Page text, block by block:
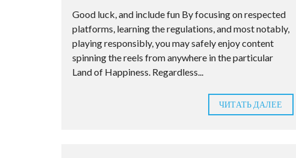
Good luck, and include fun By focusing on respected
platforms, learning the regulations, and most notably,
playing responsibly, you may safely enjoy content
spinning the reels from anywhere in the particular
Land of Happiness. Regardless...
ЧИТАТЬ ДАЛЕЕ